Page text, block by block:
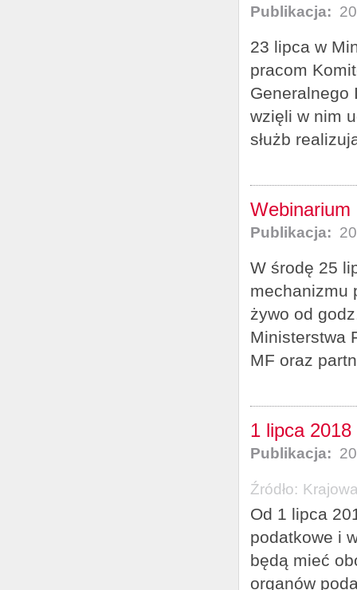
Publikacja:
23 lipca w
pracom
Generalnego
wzięli w nim
służb
Webinarium
Publikacja:
W środę 25
mechanizmu
żywo od
Ministerstwa
MF oraz
1 lipca
Publikacja:
Źródło:
Od 1 lipca
podatkowe i
będą mieć
organów